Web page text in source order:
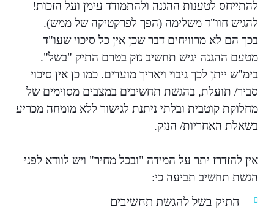
להתייחס לטענות ההגנה ולהתמודד עימן ועל הזכות!
להגיש חוו"ד משלימה (הפך לפרקטיקה של ממש).
בכך הם לא מרוויחים דבר שכן אין כל סיכוי שעו"ד
מטעם ההגנה יגיש תחשיב נזק בטרם התיק "בשל".
בימ"ש ייתן לכך גיבוי ויאריך מועדים. כמו כן אין סיכוי
סביר/ תועלת, בהגשת תחשיבים במצבים מסוימים של
מחלוקת קוטבית ובלתי ניתנת לגישור ללא מומחה מכריע
בשאלת האחריות/ הנזק.
אין להזדרז יתר על המידה "ובכל מחיר" ויש לוודא לפני
הגשת תחשיב תביעה כי:
התיק בשל להגשת תחשיבים